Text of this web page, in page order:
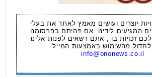
יוצרים ועושים מאמץ לאתר את בעלי
המגיעים לידינו .אם זיהיתם בפרסומנו
זכויות בו , אתם רשאים לפנות אלינו
מהשימוש באמצעות המייל
info@ononews.co.il